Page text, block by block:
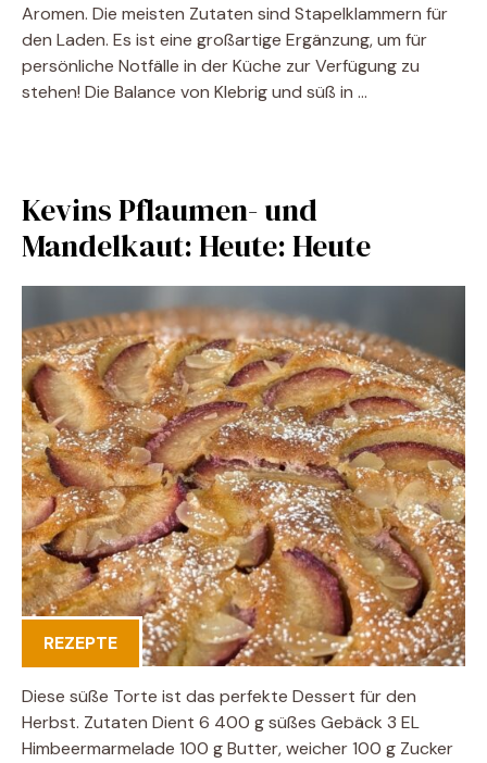
Aromen. Die meisten Zutaten sind Stapelklammern für
den Laden. Es ist eine großartige Ergänzung, um für
persönliche Notfälle in der Küche zur Verfügung zu
stehen! Die Balance von Klebrig und süß in …
Kevins Pflaumen- und
Mandelkaut: Heute: Heute
REZEPTE
Diese süße Torte ist das perfekte Dessert für den
Herbst. Zutaten Dient 6 400 g süßes Gebäck 3 EL
Himbeermarmelade 100 g Butter, weicher 100 g Zucker